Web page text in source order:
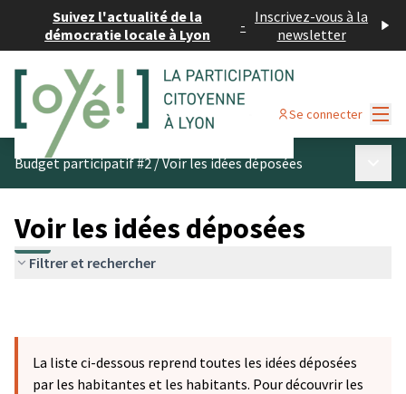
Suivez l'actualité de la
démocratie locale à Lyon
- Inscrivez-vous à la
newsletter
Se connecter
Budget participatif #2/Voir les idées déposées
Voir les idées déposées
Filtrer et rechercher
La liste ci-dessous reprend toutes les idées déposées
par les habitantes et les habitants. Pour découvrir les